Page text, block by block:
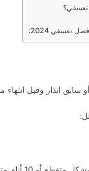
تعسفي؟
تعسفي 2024:
انذار وقبل